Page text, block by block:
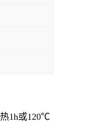
1h或120℃